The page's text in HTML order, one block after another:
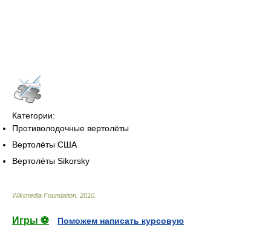
Категории:
Противолодочные вертолёты
Вертолёты США
Вертолёты Sikorsky
Wikimedia Foundation. 2010.
Игры ⚽ Поможем написать курсовую